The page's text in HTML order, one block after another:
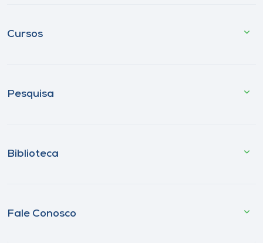
Cursos
Pesquisa
Biblioteca
Fale Conosco